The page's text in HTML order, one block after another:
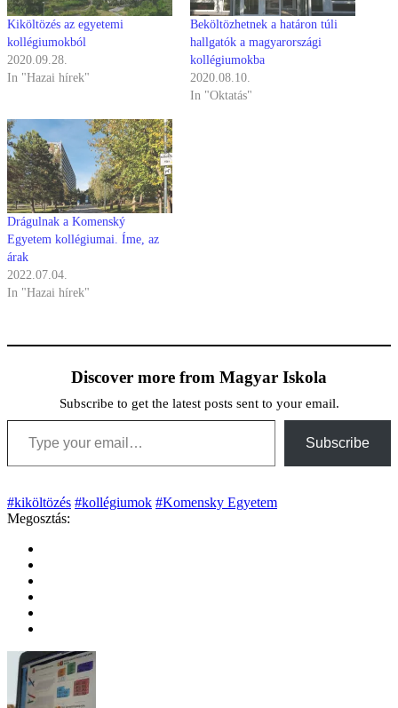
Kiköltözés az egyetemi
kollégiumokból
2020.09.28.
In "Hazai hírek"
Beköltözhetnek a határon túli
hallgatók a magyarországi
kollégiumokba
2020.08.10.
In "Oktatás"
Drágulnak a Komenský
Egyetem kollégiumai. Íme, az
árak
2022.07.04.
In "Hazai hírek"
Discover more from Magyar Iskola
Subscribe to get the latest posts sent to your email.
Type your email…
Subscribe
#kiköltözés #kollégiumok #Komensky Egyetem
Megosztás: